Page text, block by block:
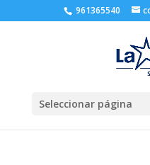
961365540
Seleccionar página